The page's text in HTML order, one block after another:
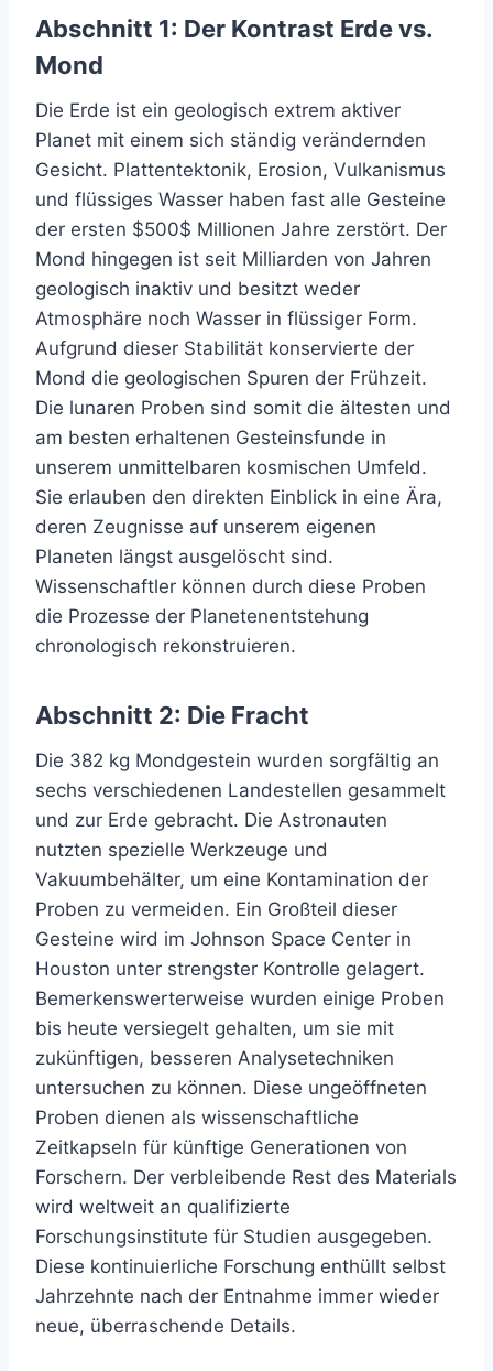
Abschnitt 1: Der Kontrast Erde vs.
Mond
Die Erde ist ein geologisch extrem aktiver
Planet mit einem sich ständig verändernden
Gesicht. Plattentektonik, Erosion, Vulkanismus
und flüssiges Wasser haben fast alle Gesteine
der ersten $500$ Millionen Jahre zerstört. Der
Mond hingegen ist seit Milliarden von Jahren
geologisch inaktiv und besitzt weder
Atmosphäre noch Wasser in flüssiger Form.
Aufgrund dieser Stabilität konservierte der
Mond die geologischen Spuren der Frühzeit.
Die lunaren Proben sind somit die ältesten und
am besten erhaltenen Gesteinsfunde in
unserem unmittelbaren kosmischen Umfeld.
Sie erlauben den direkten Einblick in eine Ära,
deren Zeugnisse auf unserem eigenen
Planeten längst ausgelöscht sind.
Wissenschaftler können durch diese Proben
die Prozesse der Planetenentstehung
chronologisch rekonstruieren.
Abschnitt 2: Die Fracht
Die 382 kg Mondgestein wurden sorgfältig an
sechs verschiedenen Landestellen gesammelt
und zur Erde gebracht. Die Astronauten
nutzten spezielle Werkzeuge und
Vakuumbehälter, um eine Kontamination der
Proben zu vermeiden. Ein Großteil dieser
Gesteine wird im Johnson Space Center in
Houston unter strengster Kontrolle gelagert.
Bemerkenswerterweise wurden einige Proben
bis heute versiegelt gehalten, um sie mit
zukünftigen, besseren Analysetechniken
untersuchen zu können. Diese ungeöffneten
Proben dienen als wissenschaftliche
Zeitkapseln für künftige Generationen von
Forschern. Der verbleibende Rest des Materials
wird weltweit an qualifizierte
Forschungsinstitute für Studien ausgegeben.
Diese kontinuierliche Forschung enthüllt selbst
Jahrzehnte nach der Entnahme immer wieder
neue, überraschende Details.